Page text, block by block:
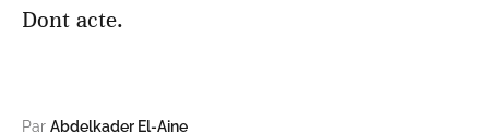
Dont acte.
Par Abdelkader El-Aine